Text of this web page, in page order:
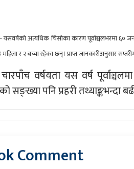
यसवर्षको अत्यधिक चिसोका कारण पूर्वाञ्चलभरमा ६०
र २ बच्चा रहेका छन्। प्राप्त जानकारीअनुसार
वर्षयता यस वर्ष
सङ्ख्या पनि प्रहरी
Comment